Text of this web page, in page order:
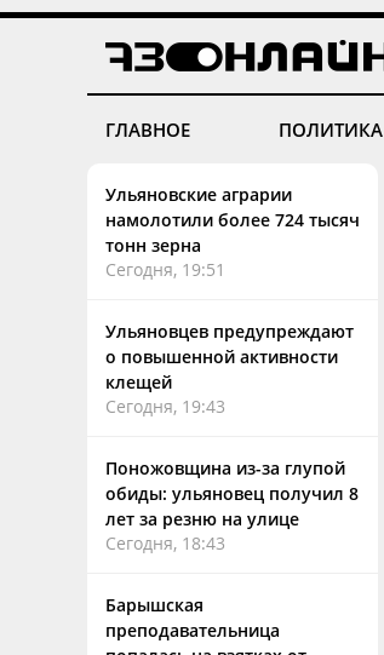
ГЛАВНОЕ ПОЛИТИКА
Ульяновские аграрии
намолотили более 724 тысяч
тонн зерна
Сегодня, 19:51
Ульяновцев предупреждают
о повышенной активности
клещей
Сегодня, 19:43
Поножовщина из-за глупой
обиды: ульяновец получил 8
лет за резню на улице
Сегодня, 18:43
Барышская
преподавательница